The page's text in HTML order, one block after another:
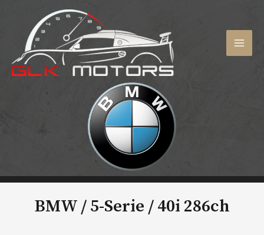
contenu
BMW / 5-Serie /40i 286ch